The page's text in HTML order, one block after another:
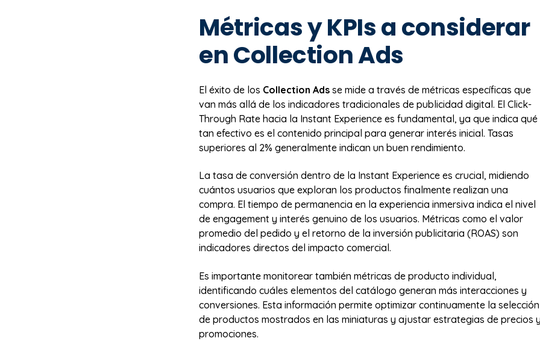
Métricas y KPIs a considerar
en Collection Ads
El éxito de los Collection Ads se mide a través de métricas específicas que
van más allá de los indicadores tradicionales de publicidad digital. El Click-
Through Rate hacia la Instant Experience es fundamental, ya que indica qué
tan efectivo es el contenido principal para generar interés inicial. Tasas
superiores al 2% generalmente indican un buen rendimiento.
La tasa de conversión dentro de la Instant Experience es crucial, midiendo
cuántos usuarios que exploran los productos finalmente realizan una
compra. El tiempo de permanencia en la experiencia inmersiva indica el nivel
de engagement y interés genuino de los usuarios. Métricas como el valor
promedio del pedido y el retorno de la inversión publicitaria (ROAS) son
indicadores directos del impacto comercial.
Es importante monitorear también métricas de producto individual,
identificando cuáles elementos del catálogo generan más interacciones y
conversiones. Esta información permite optimizar continuamente la selección
de productos mostrados en las miniaturas y ajustar estrategias de precios
promociones.